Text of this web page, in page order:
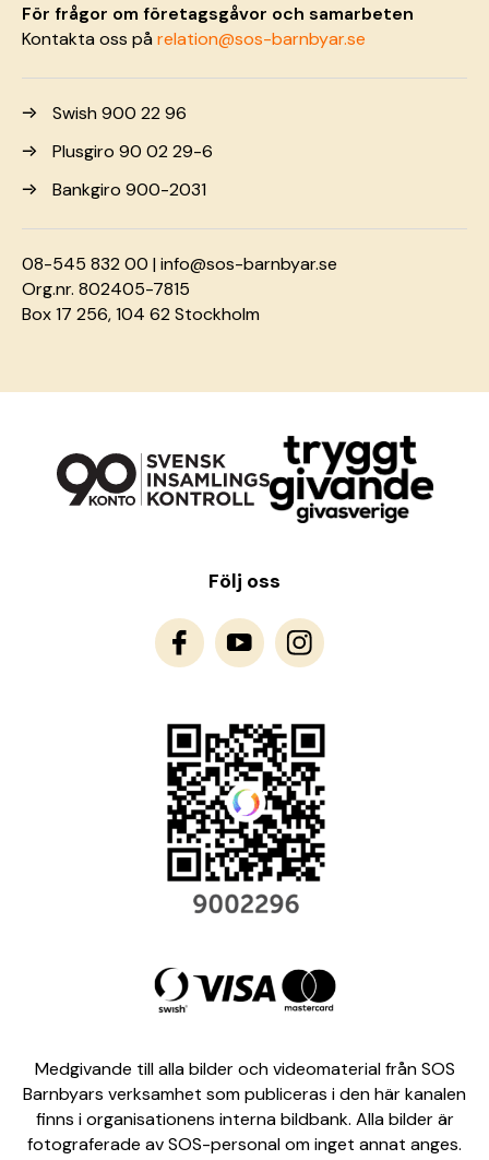
För frågor om företagsgåvor och samarbeten
Kontakta oss pårelation@sos-barnbyar.se
Swish 900 22 96
Plusgiro 90 02 29-6
Bankgiro 900-2031
08-545 832 00 |info@sos-barnbyar.se
Org.nr. 802405-7815
Box 17 256, 104 62 Stockholm
Följ oss
Medgivande till alla bilder och videomaterial från SOS
Barnbyars verksamhet som publiceras i den här kanalen
finns i organisationens interna bildbank. Alla bilder är
fotograferade av SOS-personal om inget annat anges.